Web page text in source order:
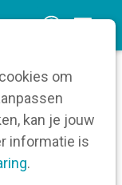
om
kan je jouw
informatie is
.
n
m